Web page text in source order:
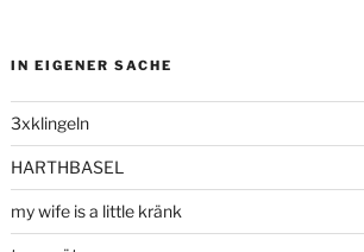
IN EIGENER SACHE
3xklingeln
HARTHBASEL
my wife is a little kränk